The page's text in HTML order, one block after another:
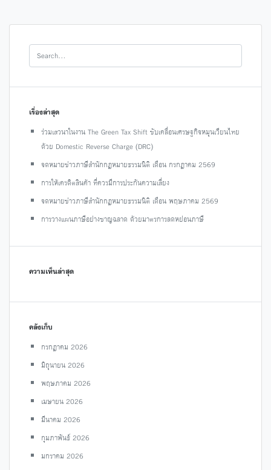
เรื่องล่าสุด
ร่วมเสวนาในงาน The Green Tax Shift ขับเคลื่อนเศรษฐกิจหมุนเวียนไทย
ด้วย Domestic Reverse Charge (DRC)
จดหมายข่าวภาษีสำนักกฎหมายธรรมนิติ เดือน กรกฎาคม 2569
การให้เครดิตสินค้า ที่ควรมีการประกันความเสี่ยง
จดหมายข่าวภาษีสำนักกฎหมายธรรมนิติ เดือน พฤษภาคม 2569
การวางแผนภาษีอย่างชาญฉลาด ด้วยมาตรการลดหย่อนภาษี
ความเห็นล่าสุด
คลังเก็บ
กรกฎาคม 2026
มิถุนายน 2026
พฤษภาคม 2026
เมษายน 2026
มีนาคม 2026
กุมภาพันธ์ 2026
มกราคม 2026